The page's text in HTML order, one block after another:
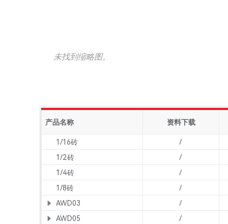
未找到缩略图。
产品名称 资料下载
1/16砖
/
1/2砖
/
1/4砖
/
1/8砖
/
AWD03
/
AWD05
/